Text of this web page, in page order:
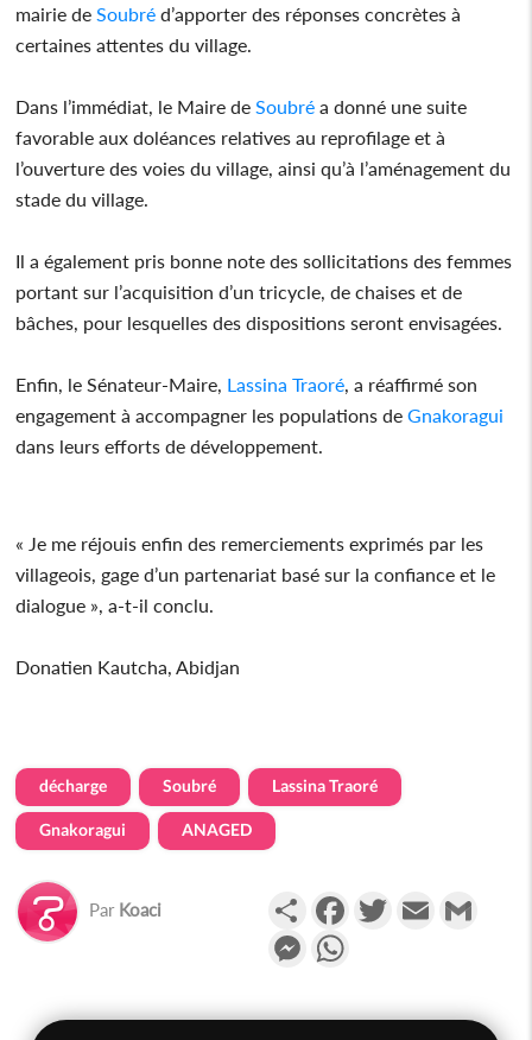
mairie de Soubré d’apporter des réponses concrètes à
certaines attentes du village.
Dans l’immédiat, le Maire de Soubré a donné une suite
favorable aux doléances relatives au reprofilage et à
l’ouverture des voies du village, ainsi qu’à l’aménagement du
stade du village.
Il a également pris bonne note des sollicitations des femmes
portant sur l’acquisition d’un tricycle, de chaises et de
bâches, pour lesquelles des dispositions seront envisagées.
Enfin, le Sénateur-Maire, Lassina Traoré , a réaffirmé son
engagement à accompagner les populations deGnakoragui
dans leurs efforts de développement.
« Je me réjouis enfin des remerciements exprimés par les
villageois, gage d’un partenariat basé sur la confiance et le
dialogue », a-t-il conclu.
Donatien Kautcha, Abidjan
décharge Soubré Lassina Traoré
Gnakoragui ANAGED
Par Koaci PartagerFacebookTwitterEmail
Messenger